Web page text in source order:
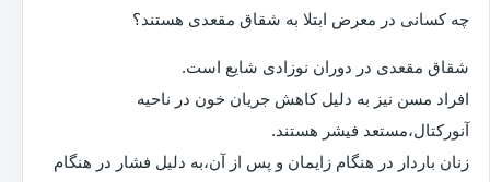
چه کسانی در معرض ابتلا به شقاق مقعدی هستند؟
شقاق مقعدی در دوران نوزادی شایع است.
افراد مسن نیز به دلیل کاهش جریان خون در ناحیه
آنورکتال،مستعد فیشر هستند.
زنان باردار در هنگام زایمان و پس از آن،به دلیل فشار در هنگام